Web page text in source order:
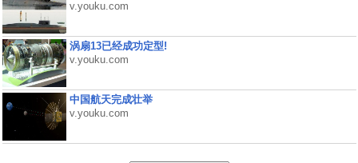
v.youku.com
涡扇13已经成功定型!
v.youku.com
中国航天完成壮举
v.youku.com